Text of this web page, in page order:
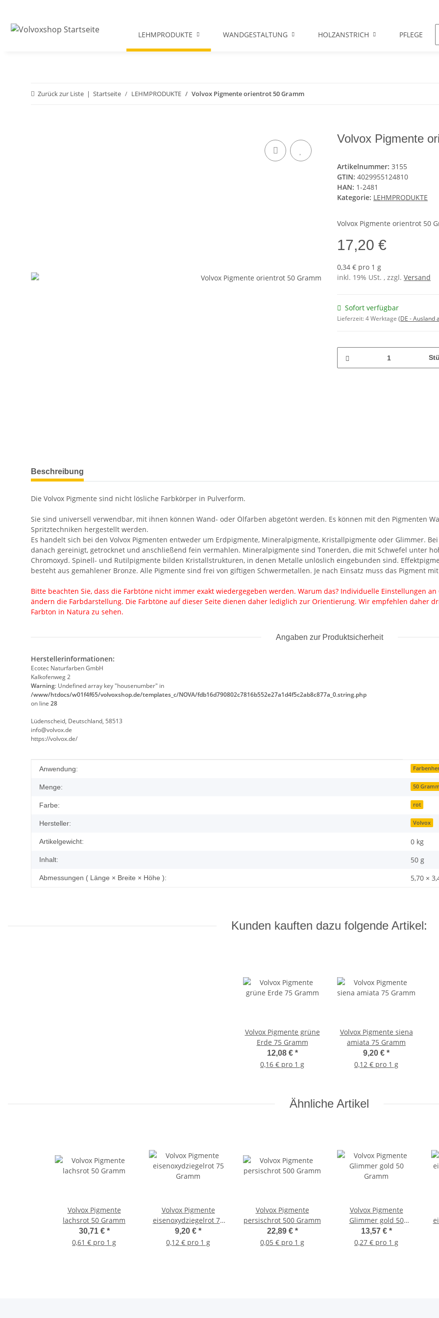
LEHMPRODUKTE WANDGESTALTUNG HOLZANSTRICH PFLEGE
Zurück zur Liste Startseite LEHMPRODUKTE Volvox Pigmente orientrot 50 Gramm
Volvox Pigmente
Artikelnummer: 3155
GTIN: 4029955124810
HAN: 1-2481
Kategorie: LEHMPRODUKTE
Volvox Pigmente orientrot 50
17,20 €
0,34 € pro 1 g
inkl. 19% USt. , zzgl. Versand
Sofort verfügbar
Lieferzeit:4 Werktage (DE - Ausland
weitere Registerkarten anzeigen
Beschreibung
Die Volvox Pigmente sind nicht lösliche Farbkörper in Pulverform.
Sie sind universell verwendbar, mit ihnen können Wand- oder Ölfarben abgetönt werden. Es können mit den Pigmenten
Spritztechniken hergestellt werden.
Es handelt sich bei den Volvox Pigmenten entweder um Erdpigmente, Mineralpigmente, Kristallpigmente oder Glimmer.
danach gereinigt, getrocknet und anschließend fein vermahlen. Mineralpigmente sind Tonerden, die mit Schwefel unter
Chromoxyd. Spinell- und Rutilpigmente bilden Kristallstrukturen, in denen Metalle unlöslich eingebunden sind.
besteht aus gemahlener Bronze. Alle Pigmente sind frei von giftigen Schwermetallen. Je nach Einsatz muss das Pigment
Bitte beachten Sie, dass die Farbtöne nicht immer exakt wiedergegeben werden. Warum das? Individuelle Einstellungen
ändern die Farbdarstellung. Die Farbtöne auf dieser Seite dienen daher lediglich zur Orientierung. Wir empfehlen daher
Farbton in Natura zu sehen.
Angaben zur Produktsicherheit
Herstellerinformationen:
Ecotec Naturfarben GmbH
Kalkofenweg 2
Warning: Undefined array key "housenumber" in
/www/htdocs/w01f4f65/volvoxshop.de/templates_c/NOVA/fdb16d790802c7816b552e27a1d4f5c2ab8c877a_0.string.php
on line 28
Lüdenscheid, Deutschland, 58513
info@volvox.de
https://volvox.de/
Produkteigenschaft
Wert
Anwendung:
Menge: 50
Farbe: rot
Hersteller: Volvox
Artikelgewicht: 0 kg
Inhalt: 50 g
Abmessungen ( Länge × Breite × Höhe ): 5,70 ×
Kunden kauften dazu folgende Artikel:
Volvox Pigmente grüne
Erde 75 Gramm
12,08 € *
0,16 € pro 1 g
Volvox Pigmente siena
amiata 75 Gramm
9,20 € *
0,12 € pro 1 g
Ähnliche Artikel
Volvox Pigmente
lachsrot 50 Gramm
30,71 € *
0,61 € pro 1 g
Volvox Pigmente
eisenoxydziegelrot 75
Gramm
9,20 € *
0,12 € pro 1 g
Volvox Pigmente
persischrot 500 Gramm
22,89 € *
0,05 € pro 1 g
Volvox Pigmente
Glimmer gold 50
Gramm
13,57 € *
0,27 € pro 1 g